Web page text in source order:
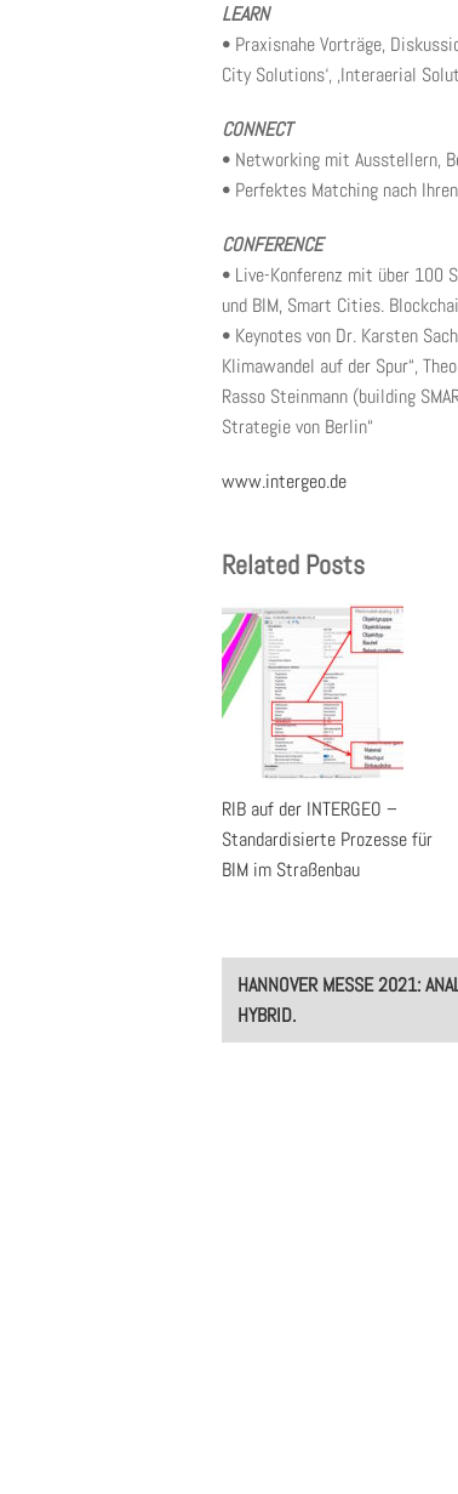
LEARN
• Praxisnahe Vorträge,
City Solutions‘, ‚Interaerial
CONNECT
• Networking mit Ausstellern,
• Perfektes Matching nach
CONFERENCE
• Live-Konferenz mit über 100
und BIM, Smart Cities.
• Keynotes von Dr. Karsten
Klimawandel auf der Spur“,
Rasso Steinmann (building
Strategie von Berlin“
www.intergeo.de
Related Posts
RIB auf der INTERGEO –
Standardisierte Prozesse für
BIM im Straßenbau
Post
navigation
HANNOVER MESSE 2021:
HYBRID.